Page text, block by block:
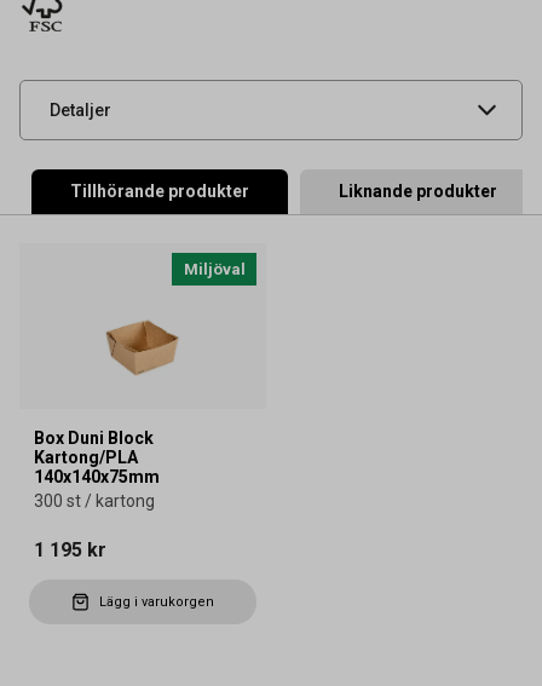
Detaljer
Leverantörens
UNSPSC 52151504
Tillhörande produkter Liknande produkter
Miljöval
Box Duni Block
Kartong/PLA
140x140x75mm
300 st / kartong
1 195 kr
Lägg i varukorgen